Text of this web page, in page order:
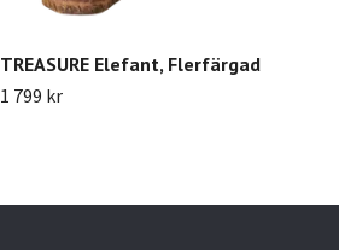
TREASURE Elefant, Flerfärgad
1 799 kr